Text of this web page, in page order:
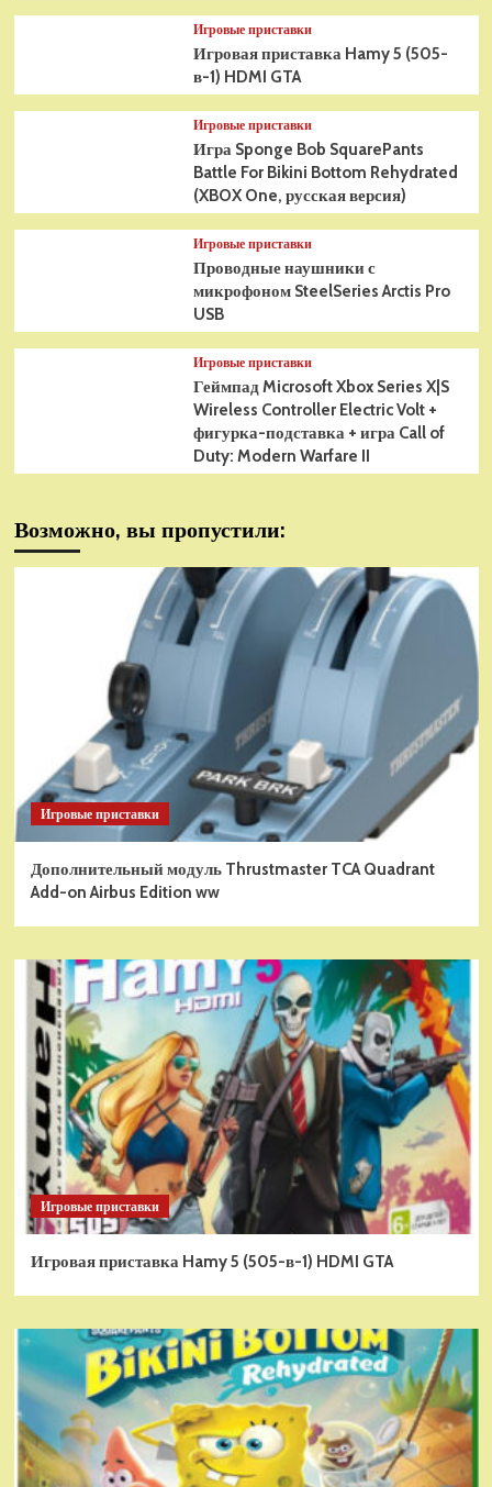
Игровые приставки
Игровая приставка Hamy 5 (505-
в-1) HDMI GTA
Игровые приставки
Игра Sponge Bob SquarePants
Battle For Bikini Bottom Rehydrated
(XBOX One, русская версия)
Игровые приставки
Проводные наушники с
микрофоном SteelSeries Arctis Pro
USB
Игровые приставки
Геймпад Microsoft Xbox Series X|S
Wireless Controller Electric Volt +
фигурка-подставка + игра Call of
Duty: Modern Warfare II
Возможно, вы пропустили:
Игровые приставки
Дополнительный модуль Thrustmaster TCA Quadrant
Add-on Airbus Edition ww
Игровые приставки
Игровая приставка Hamy 5 (505-в-1) HDMI GTA